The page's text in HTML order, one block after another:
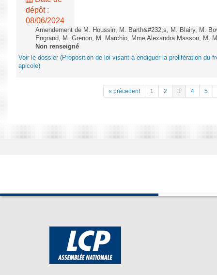
dépôt :
08/06/2024
Amendement de M. Houssin, M. Barth&#232;s, M. Blairy, M.
Engrand, M. Grenon, M. Marchio, Mme Alexandra Masson, M.
Non renseigné
Voir le dossier (Proposition de loi visant à endiguer la prolifération du
apicole)
« précedent 1 2 3 4 5